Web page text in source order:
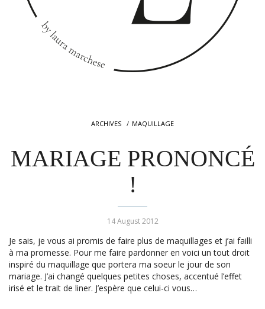
ARCHIVES MAQUILLAGE
MARIAGE PRONONCÉ
!
14 August 2012
Je sais, je vous ai promis de faire plus de maquillages et j’ai failli
à ma promesse. Pour me faire pardonner en voici un tout droit
inspiré du maquillage que portera ma soeur le jour de son
mariage. J’ai changé quelques petites choses, accentué l’effet
irisé et le trait de liner. J’espère que celui-ci vous…